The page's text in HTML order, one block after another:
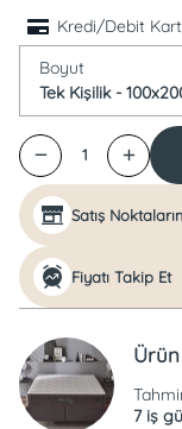
Kredi/Debit
Boyut
Tek Kişilik -
1
Satış
Fiyatı Takip Et
7 iş